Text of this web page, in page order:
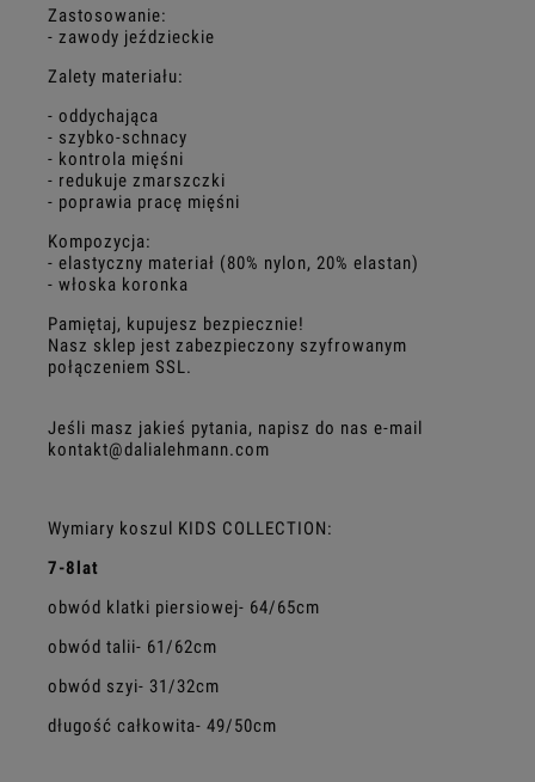
Zastosowanie:
- zawody jeździeckie
Zalety materiału:
- oddychająca
- szybko-schnacy
- kontrola mięśni
- redukuje zmarszczki
- poprawia pracę mięśni
Kompozycja:
- elastyczny materiał (80% nylon, 20% elastan)
- włoska koronka
Pamiętaj, kupujesz bezpiecznie!
Nasz sklep jest zabezpieczony szyfrowanym
połączeniem SSL.
Jeśli masz jakieś pytania, napisz do nas e-mail
kontakt@dalialehmann.com
Wymiary koszul KIDS COLLECTION:
7-8lat
obwód klatki piersiowej- 64/65cm
obwód talii- 61/62cm
obwód szyi- 31/32cm
długość całkowita- 49/50cm